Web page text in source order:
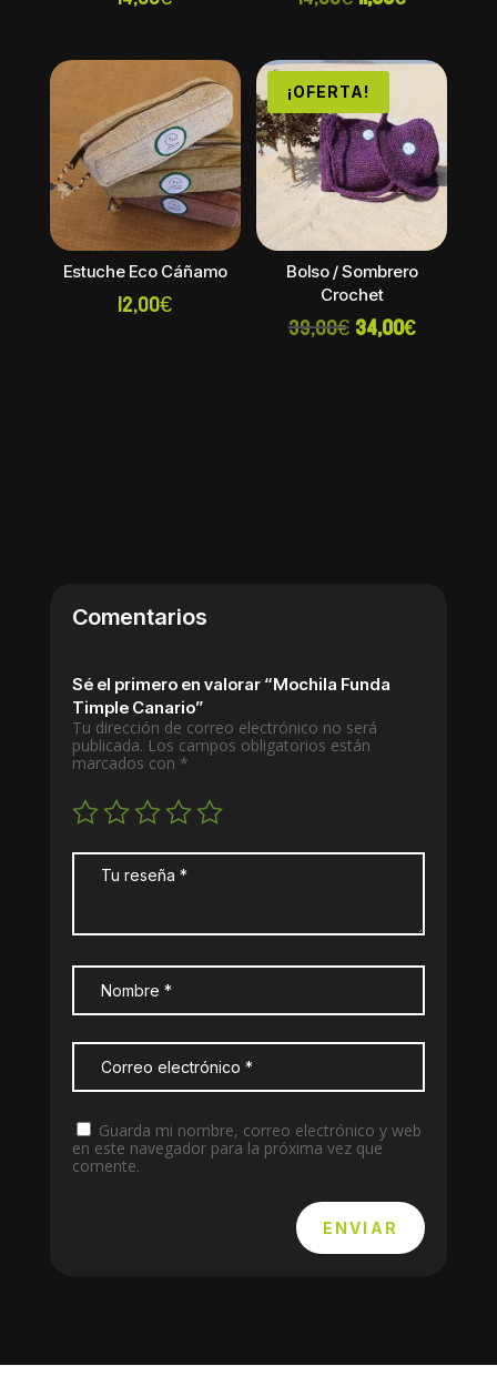
original
era:
14,00€.
actual
11,00€.
Estuche Eco Cáñamo
12,00€
¡OFERTA!
Bolso / Sombrero
Crochet
39,00€El
34,00€El
Comentarios
Sé el primero en valorar “Mochila Funda
Timple Canario”
Tu dirección de correo electrónico no será
publicada. Los campos obligatorios están
marcados con *
Guarda mi nombre, correo electrónico y web
en este navegador para la próxima vez que
comente.
ENVIAR